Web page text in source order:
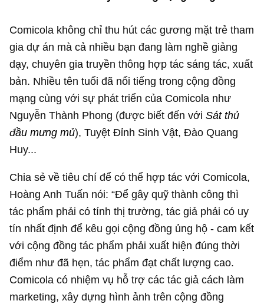
Comicola không chỉ thu hút các gương mặt trẻ tham
gia dự án mà cả nhiều bạn đang làm nghề giảng
dạy, chuyên gia truyền thông hợp tác sáng tác, xuất
bản. Nhiều tên tuổi đã nổi tiếng trong cộng đồng
mạng cùng với sự phát triển của Comicola như
Nguyễn Thành Phong (được biết đến với Sát thủ
đầu mưng mủ), Tuyệt Đỉnh Sinh Vật, Đào Quang
Huy...
Chia sẻ về tiêu chí để có thể hợp tác với Comicola,
Hoàng Anh Tuấn nói: “Để gây quỹ thành công thì
tác phẩm phải có tính thị trường, tác giả phải có uy
tín nhất định để kêu gọi cộng đồng ủng hộ - cam kết
với cộng đồng tác phẩm phải xuất hiện đúng thời
điểm như đã hẹn, tác phẩm đạt chất lượng cao.
Comicola có nhiệm vụ hỗ trợ các tác giả cách làm
marketing, xây dựng hình ảnh trên cộng đồng